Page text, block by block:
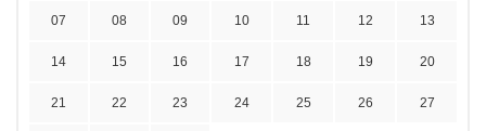
07 08 09 10 11 12 13
14 15 16 17 18 19 20
21 22 23 24 25 26 27